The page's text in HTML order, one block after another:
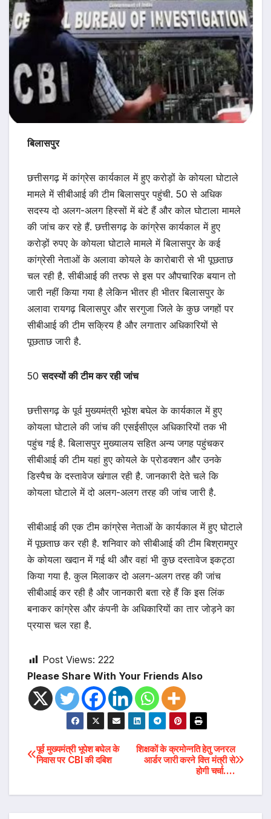
बिलासपुर
छत्तीसगढ़ में कांग्रेस कार्यकाल में हुए करोड़ों के कोयला घोटाले
मामले में सीबीआई की टीम बिलासपुर पहुंची. 50 से अधिक
सदस्य दो अलग-अलग हिस्सों में बंटे हैं और कोल घोटाला मामले
की जांच कर रहे हैं. छत्तीसगढ़ के कांग्रेस कार्यकाल में हुए
करोड़ों रुपए के कोयला घोटाले मामले में बिलासपुर के कई
कांग्रेसी नेताओं के अलावा कोयले के कारोबारी से भी पूछताछ
चल रही है. सीबीआई की तरफ से इस पर औपचारिक बयान तो
जारी नहीं किया गया है लेकिन भीतर ही भीतर बिलासपुर के
अलावा रायगढ़ बिलासपुर और सरगुजा जिले के कुछ जगहों पर
सीबीआई की टीम सक्रिय है और लगातार अधिकारियों से
पूछताछ जारी है.
50सदस्यों की टीम कर रही जांच
छत्तीसगढ़ के पूर्व मुख्यमंत्री भूपेश बघेल के कार्यकाल में हुए
कोयला घोटाले की जांच की एसईसीएल अधिकारियों तक भी
पहुंच गई है. बिलासपुर मुख्यालय सहित अन्य जगह पहुंचकर
सीबीआई की टीम यहां हुए कोयले के प्रोडक्शन और उनके
डिस्पैच के दस्तावेज खंगाल रही है. जानकारी देते चले कि
कोयला घोटाले में दो अलग-अलग तरह की जांच जारी है.
सीबीआई की एक टीम कांग्रेस नेताओं के कार्यकाल में हुए घोटाले
में पूछताछ कर रही है. शनिवार को सीबीआई की टीम बिश्रामपुर
के कोयला खदान में गई थी और वहां भी कुछ दस्तावेज इकट्ठा
किया गया है. कुल मिलाकर दो अलग-अलग तरह की जांच
सीबीआई कर रही है और जानकारी बता रहे हैं कि इस लिंक
बनाकर कांग्रेस और कंपनी के अधिकारियों का तार जोड़ने का
प्रयास चल रहा है.
Post Views: 222
Please Share With Your Friends Also
Post
शिक्षकों के क्रमोन्नति हेतु जनरल
आर्डर जारी करने वित्त मंत्री से
होगी चर्चा….
पूर्व मुख्यमंत्री भूपेश बघेल के
निवास पर CBI की दबिश